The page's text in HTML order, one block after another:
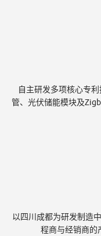
Y自主研发多项核心专
管、光伏储能模块及
以四川成都为研发制造
程商与经销商的